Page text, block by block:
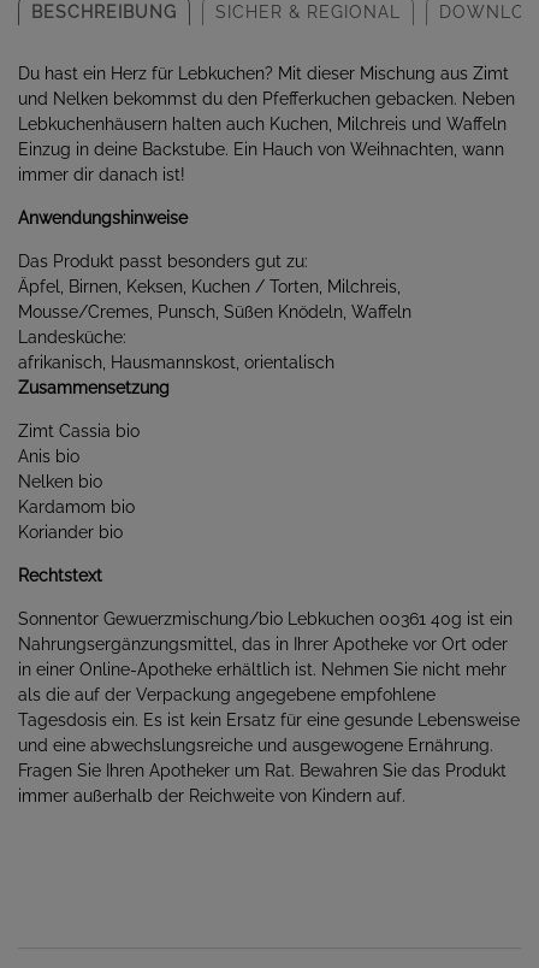
BESCHREIBUNG SICHER & REGIONAL
Du hast ein Herz für Lebkuchen? Mit dieser Mischung aus Zimt
und Nelken bekommst du den Pfefferkuchen gebacken. Neben
Lebkuchenhäusern halten auch Kuchen, Milchreis und Waffeln
Einzug in deine Backstube. Ein Hauch von Weihnachten, wann
immer dir danach ist!
Anwendungshinweise
Das Produkt passt besonders gut zu:
Äpfel, Birnen, Keksen, Kuchen / Torten, Milchreis,
Mousse/Cremes, Punsch, Süßen Knödeln, Waffeln
Landesküche:
afrikanisch, Hausmannskost, orientalisch
Zusammensetzung
Zimt Cassia bio
Anis bio
Nelken bio
Kardamom bio
Koriander bio
Rechtstext
Sonnentor Gewuerzmischung/bio Lebkuchen 00361 40g ist ein
Nahrungsergänzungsmittel, das in Ihrer Apotheke vor Ort oder
in einer Online-Apotheke erhältlich ist. Nehmen Sie nicht mehr
als die auf der Verpackung angegebene empfohlene
Tagesdosis ein. Es ist kein Ersatz für eine gesunde Lebensweise
und eine abwechslungsreiche und ausgewogene Ernährung.
Fragen Sie Ihren Apotheker um Rat. Bewahren Sie das Produkt
immer außerhalb der Reichweite von Kindern auf.